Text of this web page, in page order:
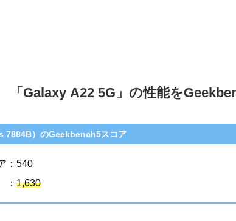
「Galaxy A22 5G」の性能を
7884B）のGeekbench5スコア
：540
： 1,630